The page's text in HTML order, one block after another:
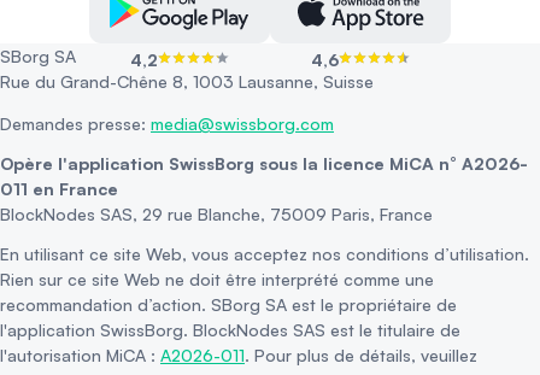
4,2 4,6
SBorg SA
Rue du Grand-Chêne 8, 1003 Lausanne, Suisse
Demandes presse: media@swissborg.com
Opère l'application SwissBorg sous la licence MiCA n° A2026-
011 en France
BlockNodes SAS, 29 rue Blanche, 75009 Paris, France
En utilisant ce site Web, vous acceptez nos conditions d’utilisation.
Rien sur ce site Web ne doit être interprété comme une
recommandation d’action. SBorg SA est le propriétaire de
l'application SwissBorg. BlockNodes SAS est le titulaire de
l'autorisation MiCA : A2026-011. Pour plus de détails, veuillez